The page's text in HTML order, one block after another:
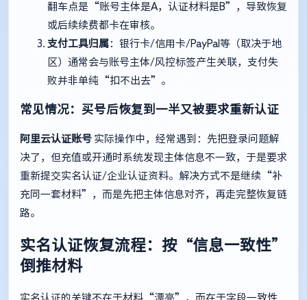
翻车点是“账号主体是A，认证材料是B”，导致恢复
或后续续费都卡在审核。
支付工具归属 ：银行卡/信用卡/PayPal等（取决于地
区）通常会与账号主体/风控标签产生关联，支付失
败并非单纯“扣不出去”。
常见情况：买号后恢复到一半又被要求重新认证
阿里云认证账号 实际操作中，经常遇到：先把登录问题解
决了，但充值或开通时系统发现主体信息不一致，于是要求
重新提交实名认证/企业认证资料。解决方式不是继续“补
充同一套材料”，而是先把主体信息对齐，再走完整恢复链
路。
实名认证恢复流程：按“信息一致性”
倒推材料
实名认证的关键不在于材料“漂亮”，而在于字段一致性